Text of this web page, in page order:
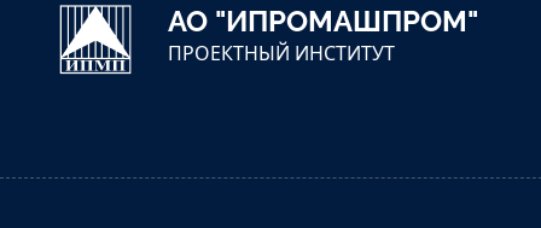
АО "ИПРОМАШПРОМ"
ПРОЕКТНЫЙ ИНСТИТУТ